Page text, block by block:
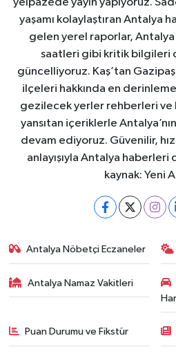
yelpazede yayın yapıyoruz.
yaşamı kolaylaştıran Antalya
gelen yerel raporlar,
saatleri gibi kritik bilgileri
güncelliyoruz. Kaş’tan
ilçeleri hakkında en
gezilecek yerler rehberleri ve
yansıtan içeriklerle
devam ediyoruz. Güvenilir,
anlayışıyla Antalya
kaynak: Yeni
Antalya Nöbetçi Eczaneler
Antalya Namaz Vakitleri
Puan Durumu ve Fikstür